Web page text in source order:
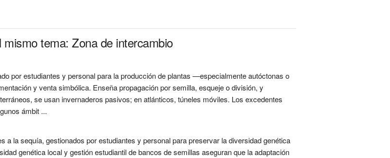
tema: Zona de intercambio
por estudiantes y personal para la producción de plantas —especialmente autóctonas o
y venta simbólica. Enseña propagación por semilla, esqueje o división, y
se usan invernaderos pasivos; en atlánticos, túneles móviles. Los excedentes
ámbit ...
a la sequía, gestionados por estudiantes y personal para preservar la diversidad genética
genética local y gestión estudiantil de bancos de semillas aseguran que la adaptación